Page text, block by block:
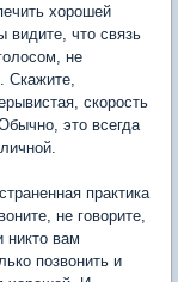
хорошей
видите, что связь
не
Скажите,
скорость
это всегда
практика
не говорите,
никто вам
позвонить и